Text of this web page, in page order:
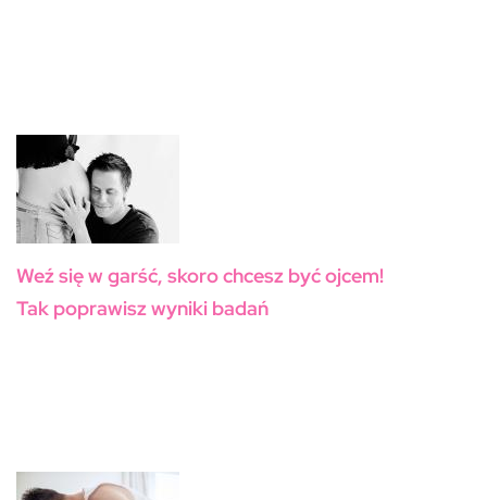
Weź się w garść, skoro chcesz być ojcem!
Tak poprawisz wyniki badań